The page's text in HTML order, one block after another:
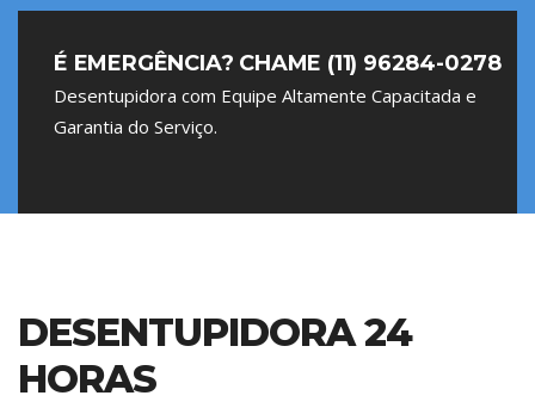
É EMERGÊNCIA? CHAME (11) 96284-0278
Desentupidora com Equipe Altamente Capacitada e
Garantia do Serviço.
DESENTUPIDORA 24
HORAS